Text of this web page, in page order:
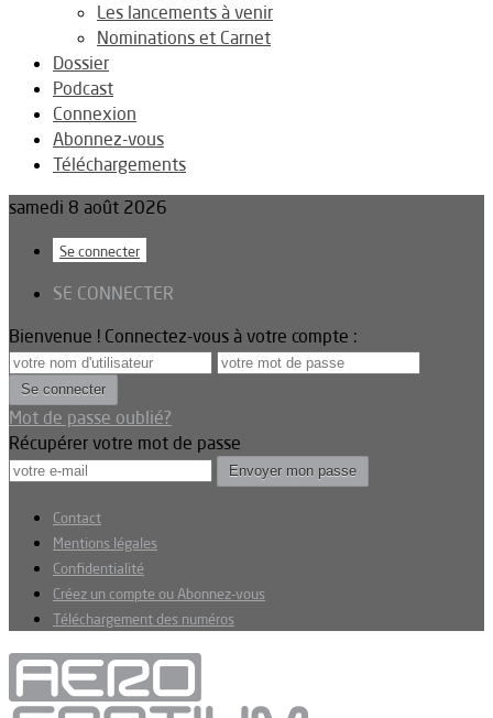
Les lancements à venir
Nominations et Carnet
Dossier
Podcast
Connexion
Abonnez-vous
Téléchargements
samedi 8 août 2026
Se connecter
SE CONNECTER
Bienvenue ! Connectez-vous à votre compte :
Mot de passe oublié?
Récupérer votre mot de passe
Contact
Mentions légales
Confidentialité
Créez un compte ou Abonnez-vous
Téléchargement des numéros